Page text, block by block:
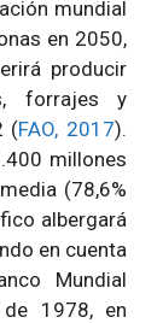
mundial
en 2050,
producir
forrajes y
(FAO, 2017).
millones
(78,6%
albergará
en cuenta
Mundial
1978, en